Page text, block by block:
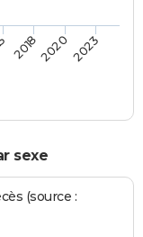
201820202023
sexe
(source :